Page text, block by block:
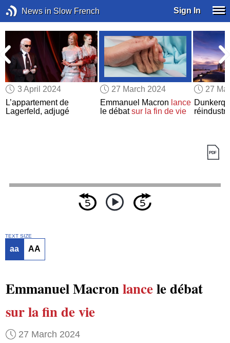
News in Slow French Sign In
3 April 2024
L’appartement de
Lagerfeld, adjugé
27 March 2024
Emmanuel Macron lance
le débatsur la fin de vie
27
TEXT SIZE
aa AA
Emmanuel Macronlancele débat
sur la fin de vie
27 March 2024